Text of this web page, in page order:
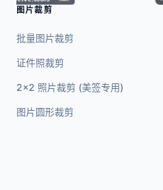
图片裁剪
批量图片裁剪
证件照裁剪
2x2 照片裁剪 (美签专用)
图片圆形裁剪